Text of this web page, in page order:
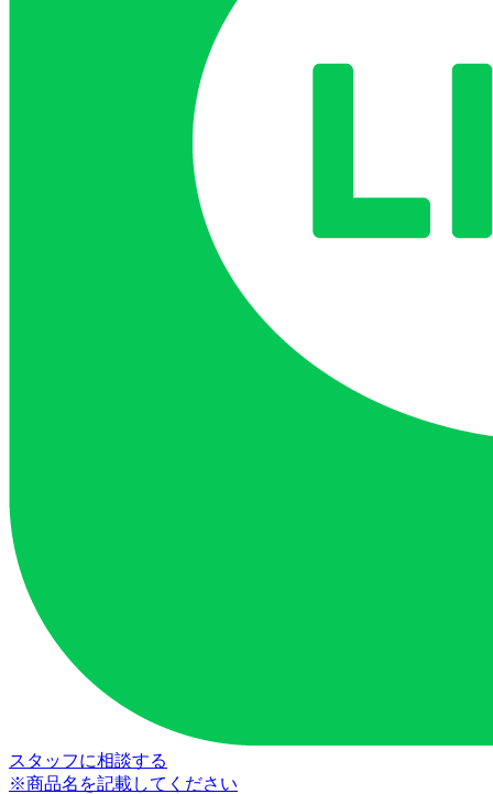
スタッフに相談する
※商品名を記載してください